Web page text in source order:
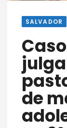
SALVADOR
Caso Lucas Terra:
de